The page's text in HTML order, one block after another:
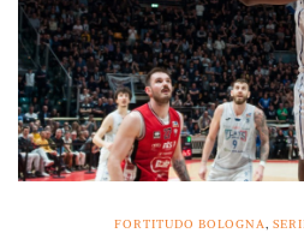
FORTITUDO BOLOGNA,